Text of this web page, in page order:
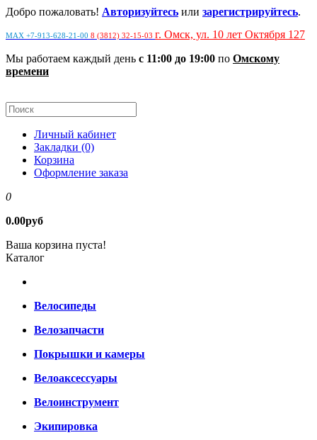
Добро пожаловать! Авторизуйтесь или зарегистрируйтесь.
MAX +7-913-628-21-00 8 (3812) 32-15-03 г. Омск, ул. 10 лет Октября 127
Мы работаем каждый день с 11:00 до 19:00 по Омскому
времени
Личный кабинет
Закладки (0)
Корзина
Оформление заказа
0
0.00руб
Ваша корзина пуста!
Каталог
Велосипеды
Велозапчасти
Покрышки и камеры
Велоаксессуары
Велоинструмент
Экипировка